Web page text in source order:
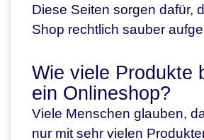
Diese Seiten sorgen dafür,
Shop rechtlich sauber
Wie viele Produkte
ein Onlineshop?
Viele Menschen glauben,
nur mit sehr vielen